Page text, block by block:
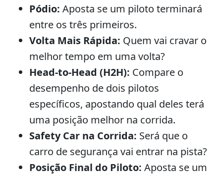
Pódio: Aposta se um piloto terminará
entre os três primeiros.
Volta Mais Rápida: Quem vai cravar o
melhor tempo em uma volta?
Head-to-Head (H2H): Compare o
desempenho de dois pilotos
específicos, apostando qual deles terá
uma posição melhor na corrida.
Safety Car na Corrida: Será que o
carro de segurança vai entrar na pista?
Posição Final do Piloto: Aposta se um